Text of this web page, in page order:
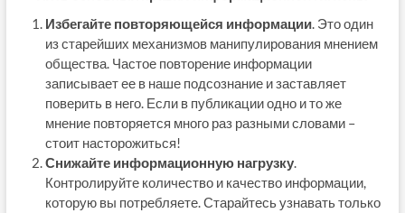
Избегайте повторяющейся информации. Это один
из старейших механизмов манипулирования мнением
общества. Частое повторение информации
записывает ее в наше подсознание и заставляет
поверить в него. Если в публикации одно и то же
мнение повторяется много раз разными словами –
стоит насторожиться!
Снижайте информационную нагрузку.
Контролируйте количество и качество информации,
которую вы потребляете. Старайтесь узнавать только